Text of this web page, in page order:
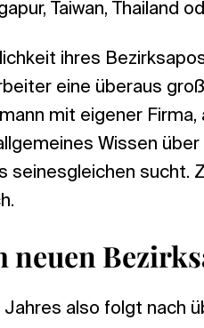
Taiwan, Thailand
ihres
eine überaus
mit eigener
Wissen
seinesgleichen sucht.
neuen
Jahres also folgt nach